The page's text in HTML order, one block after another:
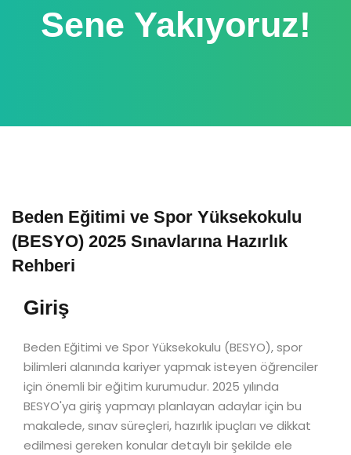
Sene Yakıyoruz!
Beden Eğitimi ve Spor Yüksekokulu
(BESYO) 2025 Sınavlarına Hazırlık
Rehberi
Giriş
Beden Eğitimi ve Spor Yüksekokulu (BESYO), spor
bilimleri alanında kariyer yapmak isteyen öğrenciler
için önemli bir eğitim kurumudur. 2025 yılında
BESYO'ya giriş yapmayı planlayan adaylar için bu
makalede, sınav süreçleri, hazırlık ipuçları ve dikkat
edilmesi gereken konular detaylı bir şekilde ele